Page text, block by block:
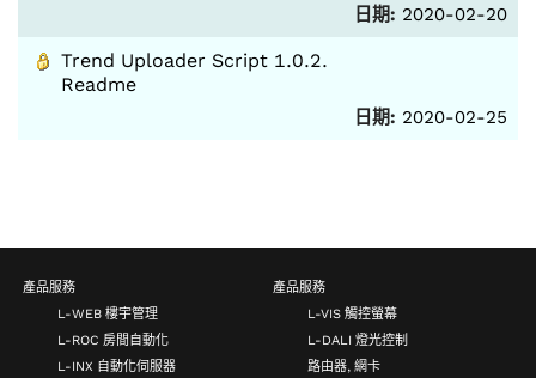
日期: 2020-02-20
Trend Uploader Script 1.0.2.
Readme
日期: 2020-02-25
產品服務
L-WEB 樓宇管理
L-ROC 房間自動化
L-INX 自動化伺服器
產品服務
L-VIS 觸控螢幕
L-DALI 燈光控制
路由器, 網卡